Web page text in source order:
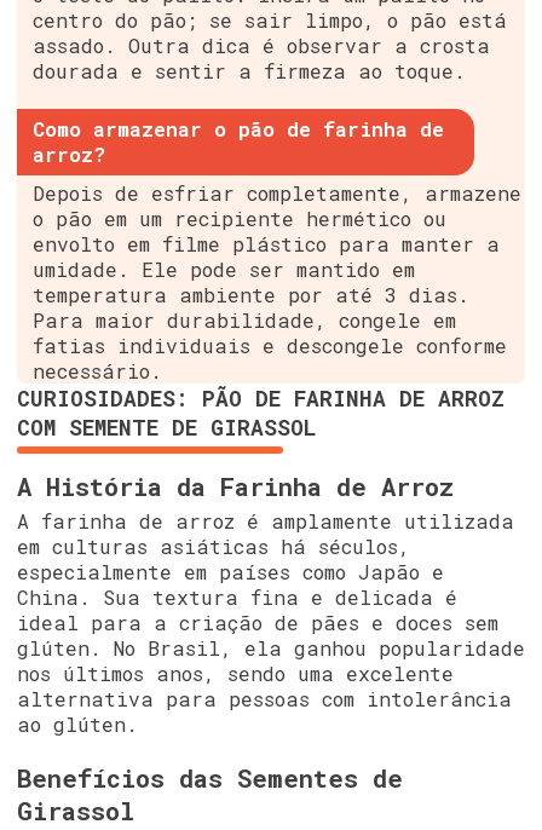
centro do pão; se sair limpo, o pão está
assado. Outra dica é observar a crosta
dourada e sentir a firmeza ao toque.
Como armazenar o pão de farinha de
arroz?
Depois de esfriar completamente, armazene
o pão em um recipiente hermético ou
envolto em filme plástico para manter a
umidade. Ele pode ser mantido em
temperatura ambiente por até 3 dias.
Para maior durabilidade, congele em
fatias individuais e descongele conforme
necessário.
CURIOSIDADES: PÃO DE FARINHA DE ARROZ
COM SEMENTE DE GIRASSOL
A História da Farinha de Arroz
A farinha de arroz é amplamente utilizada
em culturas asiáticas há séculos,
especialmente em países como Japão e
China. Sua textura fina e delicada é
ideal para a criação de pães e doces sem
glúten. No Brasil, ela ganhou popularidade
nos últimos anos, sendo uma excelente
alternativa para pessoas com intolerância
ao glúten.
Benefícios das Sementes de
Girassol